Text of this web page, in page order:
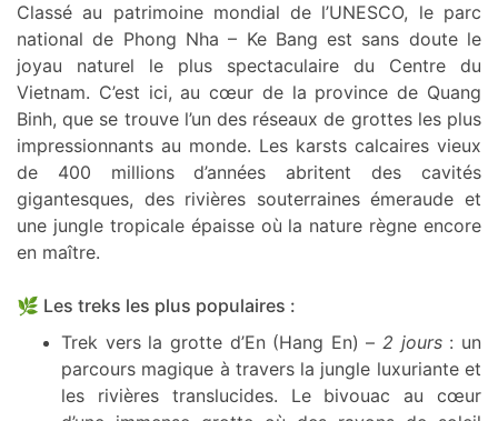
Classé au patrimoine mondial de l’UNESCO, le parc
national de Phong Nha – Ke Bang est sans doute le
joyau naturel le plus spectaculaire du Centre du
Vietnam. C’est ici, au cœur de la province de Quang
Binh, que se trouve l’un des réseaux de grottes les plus
impressionnants au monde. Les karsts calcaires vieux
de 400 millions d’années abritent des cavités
gigantesques, des rivières souterraines émeraude et
une jungle tropicale épaisse où la nature règne encore
en maître.
🌿 Les treks les plus populaires :
Trek vers la grotte d’En (Hang En) –2 jours: un
parcours magique à travers la jungle luxuriante et
les rivières translucides. Le bivouac au cœur